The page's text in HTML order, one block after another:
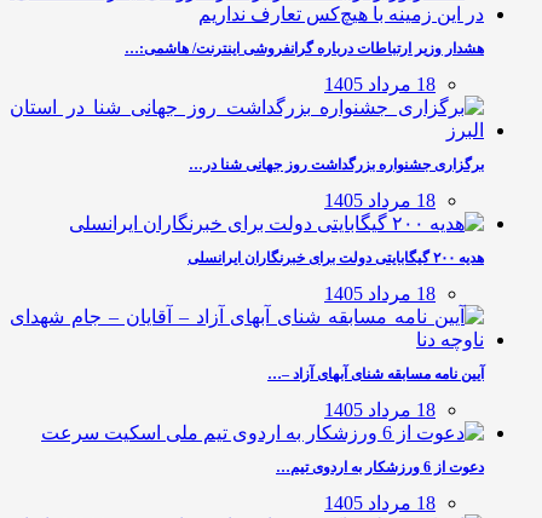
هشدار وزیر ارتباطات درباره گرانفروشی اینترنت/ هاشمی:…
18 مرداد 1405
برگزاری جشنواره بزرگداشت روز جهانی شنا در…
18 مرداد 1405
هدیه ۲۰۰ گیگابایتی دولت برای خبرنگاران ایرانسلی
18 مرداد 1405
آیین نامه مسابقه شنای آبهای آزاد –…
18 مرداد 1405
دعوت از 6 ورزشکار به اردوی تیم…
18 مرداد 1405